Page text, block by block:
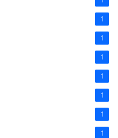
1
1
1
1
1
1
1